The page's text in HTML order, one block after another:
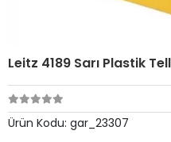
Leitz 4189 Sarı Plastik
Ürün Kodu: gar_23307